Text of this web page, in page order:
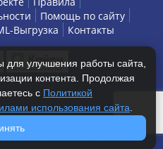
Помощь по сайту
Выгрузка Контакты
- коммерческая
Все права защищены.
улучшения работы сайта,
контента. Продолжая
с Политикой
использования сайта